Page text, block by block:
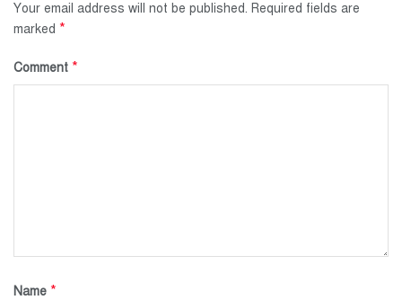
Your email address will not be published. Required fields are
marked *
Comment *
Name *